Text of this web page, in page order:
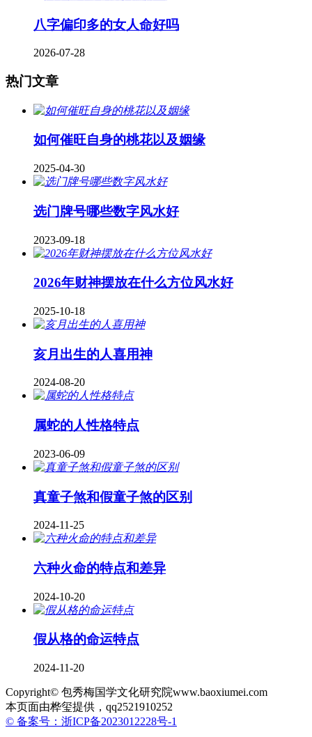
八字偏印多的女人命好吗
2026-07-28
热门文章
如何催旺自身的桃花以及姻缘
2025-04-30
​选门牌号哪些数字风水好
2023-09-18
2026年财神摆放在什么方位风水好
2025-10-18
亥月出生的人喜用神
2024-08-20
属蛇的人性格特点
2023-06-09
真童子煞和假童子煞的区别
2024-11-25
六种火命的特点和差异
2024-10-20
假从格的命运特点
2024-11-20
Copyright© 包秀梅国学文化研究院www.baoxiumei.com
本页面由桦玺提供，qq2521910252
© 备案号：浙ICP备2023012228号-1